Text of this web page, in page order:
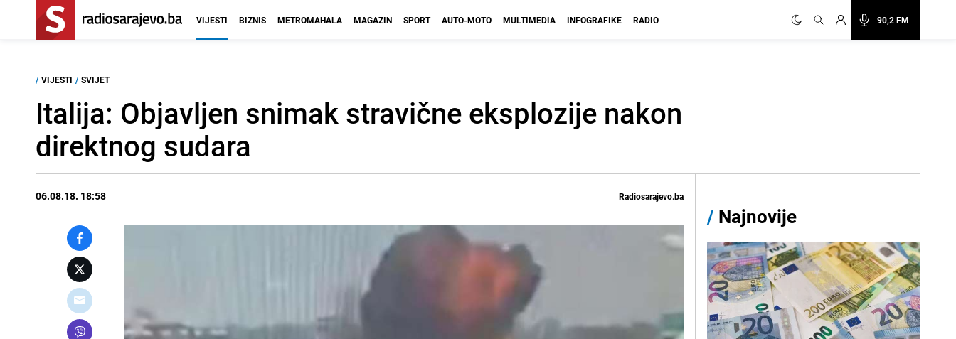
90,2 FM
VIJESTI BIZNIS METROMAHALA MAGAZIN SPORT AUTO-MOTO MULTIMEDIA INFOGRAFIKE RADIO
/ VIJESTI / SVIJET
Italija: Objavljen snimak stravične eksplozije nakon
direktnog sudara
06.08.18. 18:58 Radiosarajevo.ba
/ Najnovije